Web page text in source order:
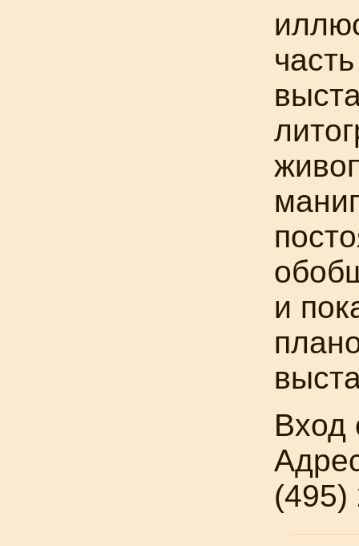
и
Вход
(495)